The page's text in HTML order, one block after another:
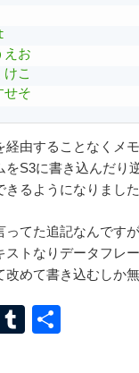
お
こ
そ
経由することなくメ
をS3に書き込んだり
るようになりました
てた追記なんです
ストなりデータフレ
めて書き込むしか無
Li
T